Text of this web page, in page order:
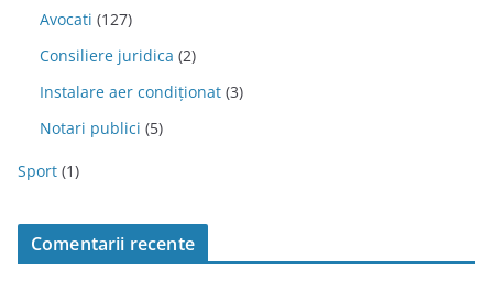
Avocati (127)
Consiliere juridica (2)
Instalare aer condiționat (3)
Notari publici (5)
Sport (1)
Comentarii recente